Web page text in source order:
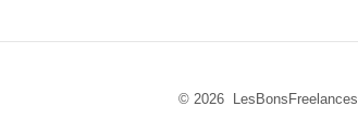
© 2026 LesBonsFreelances